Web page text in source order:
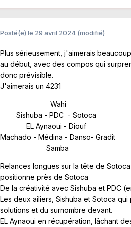
Posté(e)le 29 avril 2024 (modifié)
Plus sérieusement, j'aimerais
au début, avec des compos qui
donc prévisible.
J'aimerais un 4231
Wahi
Sishuba - PDC - Sotoca
EL Aynaoui - Diouf
Machado - Médina - Danso- Gradit
Samba
Relances longues sur la tête de
positionne près de Sotoca
De la créativité avec Sishuba et PDC
Les deux ailiers, Sishuba et Sotoca
solutions et du surnombre devant.
EL Aynaoui en récupération, lâchant